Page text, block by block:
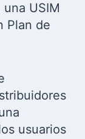
USIM
Plan de
usuarios